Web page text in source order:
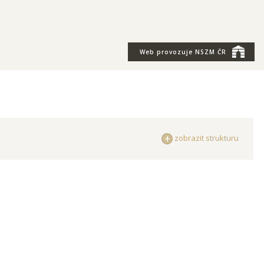
Web provozuje NSZM ČR
zobrazit strukturu